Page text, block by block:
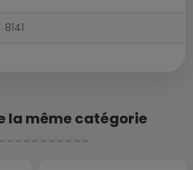
8141
la même catégorie